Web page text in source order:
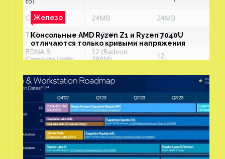
Железо
Консольные AMD Ryzen Z1 и Ryzen 7040U
отличаются только кривыми напряжения